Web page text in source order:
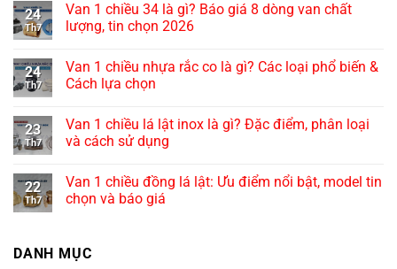
24
Th7
Van 1 chiều 34 là gì? Báo giá 8 dòng van chất
lượng, tin chọn 2026
24
Th7
Van 1 chiều nhựa rắc co là gì? Các loại phổ biến &
Cách lựa chọn
23
Th7
Van 1 chiều lá lật inox là gì? Đặc điểm, phân loại
và cách sử dụng
22
Th7
Van 1 chiều đồng lá lật: Ưu điểm nổi bật, model tin
chọn và báo giá
DANH MỤC